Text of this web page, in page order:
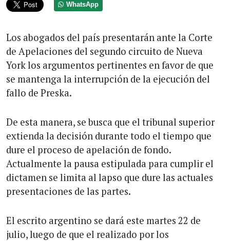
WhatsApp
Los abogados del país presentarán ante la Corte
de Apelaciones del segundo circuito de Nueva
York los argumentos pertinentes en favor de que
se mantenga la interrupción de la ejecución del
fallo de Preska.
De esta manera, se busca que el tribunal superior
extienda la decisión durante todo el tiempo que
dure el proceso de apelación de fondo.
Actualmente la pausa estipulada para cumplir el
dictamen se limita al lapso que dure las actuales
presentaciones de las partes.
El escrito argentino se dará este martes 22 de
julio, luego de que el realizado por los